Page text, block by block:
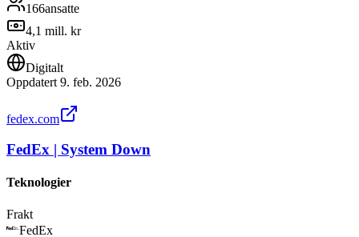
166ansatte
4,1 mill. kr
Aktiv
Digitalt
Oppdatert 9. feb. 2026
fedex.com
FedEx | System Down
Teknologier
Frakt
FedEx